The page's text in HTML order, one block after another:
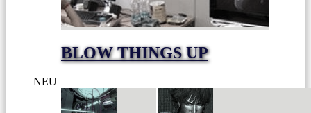
BLOW THINGS UP
NEU